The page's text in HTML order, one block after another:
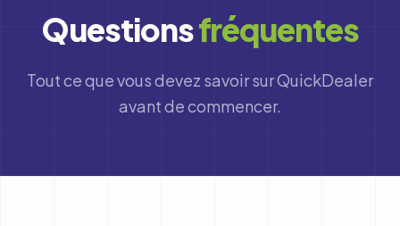
Questionsfréquentes
Tout ce que vous devez savoir sur QuickDealer
avant de commencer.